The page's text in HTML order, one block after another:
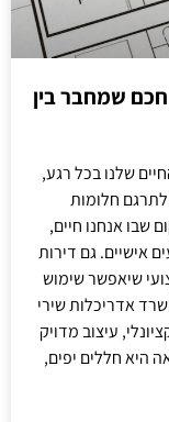
חכם שמחבר בין
שלנו בכל רגע,
חלומות
שבו אנחנו חיים,
אישיים. גם דירות
שיאפשר שימוש
אדריכלות שירי
עיצוב מדויק
היא חללים יפים,